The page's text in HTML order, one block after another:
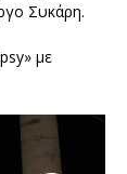
Συκάρη.
με